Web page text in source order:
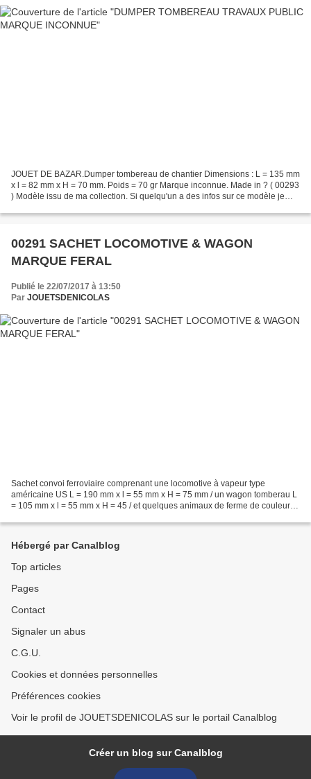
JOUET DE BAZAR.Dumper tombereau de chantier Dimensions : L = 135 mm
x l = 82 mm x H = 70 mm. Poids = 70 gr Marque inconnue. Made in ? ( 00293
) Modèle issu de ma collection. Si quelqu'un a des infos sur ce modèle je
00291 SACHET LOCOMOTIVE & WAGON
MARQUE FERAL
Publié le 22/07/2017 à 13:50
Par JOUETSDENICOLAS
Sachet convoi ferroviaire comprenant une locomotive à vapeur type
américaine US L = 190 mm x l = 55 mm x H = 75 mm / un wagon tomberau L
= 105 mm x l = 55 mm x H = 45 / et quelques animaux de ferme de couleurs
Hébergé par Canalblog
Top articles
Pages
Contact
Signaler un abus
C.G.U.
Cookies et données personnelles
Préférences cookies
Voir le profil de JOUETSDENICOLAS sur le portail Canalblog
Créer un blog sur Canalblog